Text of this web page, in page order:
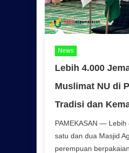
News
Lebih 4.000
Muslimat NU di
Tradisi dan
PAMEKASAN —
satu dan dua Masjid
perempuan